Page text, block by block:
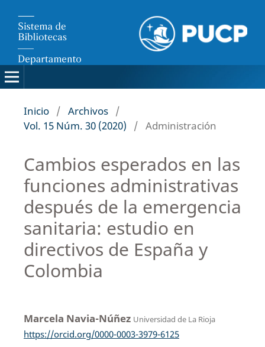
Inicio / Archivos /
Vol. 15 Núm. 30 (2020)
/ Administración
Cambios esperados en las
funciones administrativas
después de la emergencia
sanitaria: estudio en
directivos de España y
Colombia
Marcela Navia-Núñez Universidad de La Rioja
https://orcid.org/0000-0003-3979-6125